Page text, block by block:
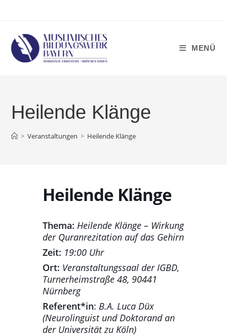
MENÜ
Heilende Klänge
> Veranstaltungen > Heilende Klänge
Heilende Klänge
Thema: Heilende Klänge – Wirkung
der Quranrezitation auf das Gehirn
Zeit: 19:00 Uhr
Ort: Veranstaltungssaal der IGBD,
Turnerheimstraße 48, 90441
Nürnberg
Referent*in: B.A. Luca Düx
(Neurolinguist und Doktorand an
der Universität zu Köln)